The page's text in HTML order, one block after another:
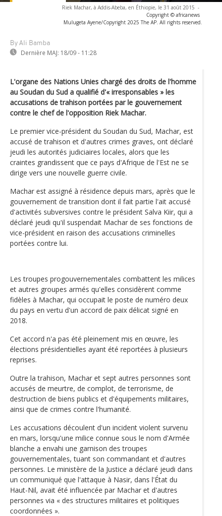
Riek Machar, à Addis-Abeba, en Éthiopie, le 31 août 2015 -
Copyright © africanews
Mulugeta Ayene/Copyright 2025 The AP. All rights reserved.
By Ali Bamba
Dernière MAJ: 18/09 - 11:28
L'organe des Nations Unies chargé des droits de l'homme
au Soudan du Sud a qualifié d'« irresponsables » les
accusations de trahison portées par le gouvernement
contre le chef de l'opposition Riek Machar.
Le premier vice-président du Soudan du Sud, Machar, est
accusé de trahison et d'autres crimes graves, ont déclaré
jeudi les autorités judiciaires locales, alors que les
craintes grandissent que ce pays d'Afrique de l'Est ne se
dirige vers une nouvelle guerre civile.
Machar est assigné à résidence depuis mars, après que le
gouvernement de transition dont il fait partie l'ait accusé
d'activités subversives contre le président Salva Kiir, qui a
déclaré jeudi qu'il suspendait Machar de ses fonctions de
vice-président en raison des accusations criminelles
portées contre lui.
Les troupes progouvernementales combattent les milices
et autres groupes armés qu'elles considèrent comme
fidèles à Machar, qui occupait le poste de numéro deux
du pays en vertu d'un accord de paix délicat signé en
2018.
Cet accord n'a pas été pleinement mis en œuvre, les
élections présidentielles ayant été reportées à plusieurs
reprises.
Outre la trahison, Machar et sept autres personnes sont
accusés de meurtre, de complot, de terrorisme, de
destruction de biens publics et d'équipements militaires,
ainsi que de crimes contre l'humanité.
Les accusations découlent d'un incident violent survenu
en mars, lorsqu'une milice connue sous le nom d'Armée
blanche a envahi une garnison des troupes
gouvernementales, tuant son commandant et d'autres
personnes. Le ministère de la Justice a déclaré jeudi dans
un communiqué que l'attaque à Nasir, dans l'État du
Haut-Nil, avait été influencée par Machar et d'autres
personnes via « des structures militaires et politiques
coordonnées ».